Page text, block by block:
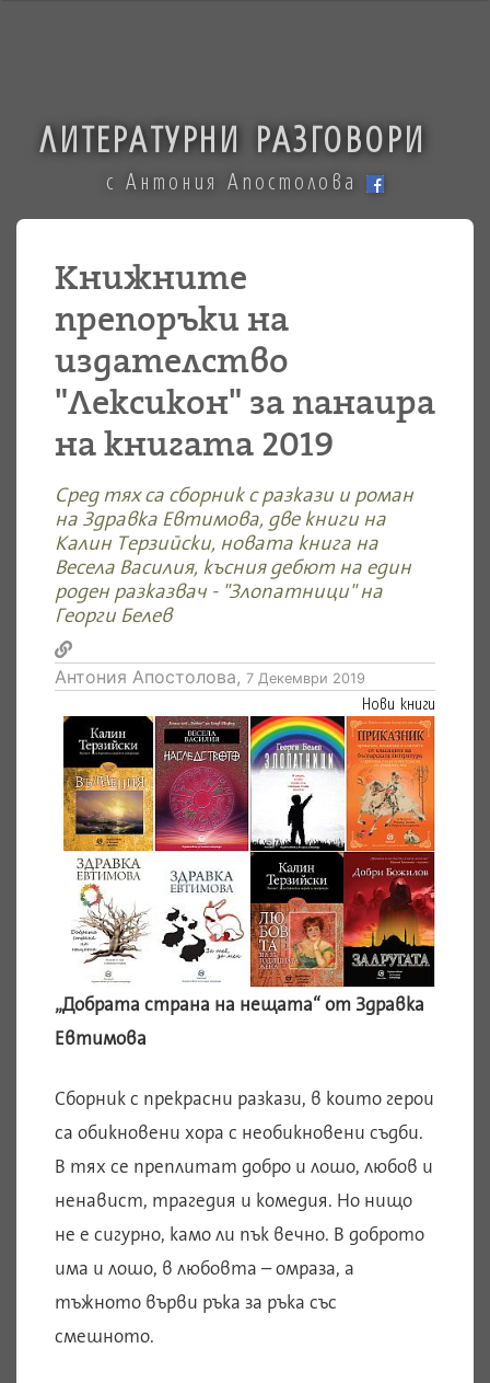
ЛИТЕРАТУРНИ РАЗГОВОРИ
с Антония Апостолова
Книжните
препоръки на
издателство
"Лексикон" за панаира
на книгата 2019
Сред тях са сборник с разкази и роман
на Здравка Евтимова, две книги на
Калин Терзийски, новата книга на
Весела Василия, късния дебют на един
роден разказвач - "Злопатници" на
Георги Белев
Антония Апостолова, 7 Декември 2019
Нови книги
„Добрата страна на нещата“ от Здравка
Евтимова
Сборник с прекрасни разкази, в които герои
са обикновени хора с необикновени съдби.
В тях се преплитат добро и лошо, любов и
ненавист, трагедия и комедия. Но нищо
не е сигурно, камо ли пък вечно. В доброто
има и лошо, в любовта – омраза, а
тъжното върви ръка за ръка със
смешното.